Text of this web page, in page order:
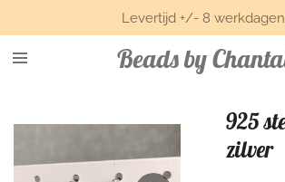
direct
naar
Beads by
Levertijd +/- 8 werkdagen
925
zilver